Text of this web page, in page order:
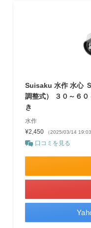
Suisaku 水作 水心
調整式） ３０～６
き
水作
¥2,450
（2025/03/14
口コミを見る